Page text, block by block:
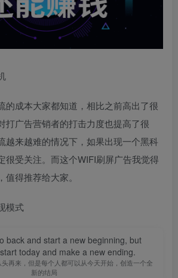
的成本大家都知道，相比之前高出了很
打广告营销者的打击力度也提高了很
越来越难的情况下，如果出现一个黑科
很受关注。而这个WIFI刷屏广告我觉得
得推荐给大家。
模式
back and start a new beginning, but
today and make a new ending.
再来，但是每个人都可以从今天开始，创造一个全
新的结局